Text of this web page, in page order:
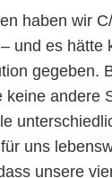
haben wir
und es hätte
gegeben.
keine andere
uns
unsere